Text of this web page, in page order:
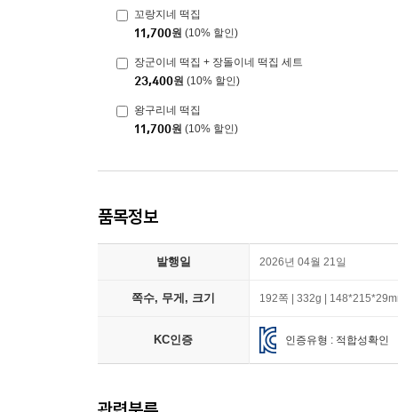
꼬랑지네 떡집
11,700원 (10% 할인)
장군이네 떡집 + 장돌이네 떡집 세트
23,400원 (10% 할인)
왕구리네 떡집
11,700원 (10% 할인)
품목정보
발행일 2026년 04월 21일
쪽수, 무게, 크기 192쪽 | 332g |
KC인증 인증유형 : 적합성확인